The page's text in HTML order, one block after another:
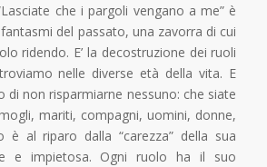
che i pargoli vengano a me” è
del passato, una zavorra di cui
ridendo. E’ la decostruzione dei ruoli
nelle diverse età della vita. E
di non risparmiarne nessuno: che siate
mariti, compagni, uomini, donne,
è al riparo dalla “carezza” della sua
e impietosa. Ogni ruolo ha il suo